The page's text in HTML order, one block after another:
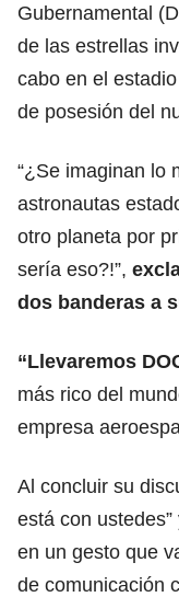
Gubernamental
de las estrellas
cabo en el
de posesión del
“¿Se imaginan lo
astronautas
otro planeta por
sería eso?!”,
dos banderas a
“Llevaremos
más rico del
empresa
Al concluir su
está con
en un gesto que
de comunicación